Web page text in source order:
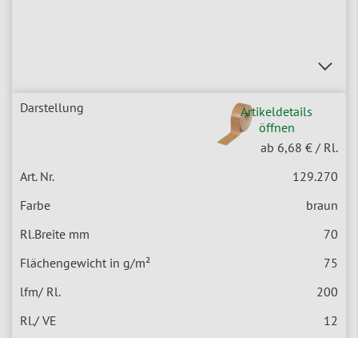
Artikeldetails
öffnen
ab 6,68 € / Rl.
129.270
braun
70
75
200
12